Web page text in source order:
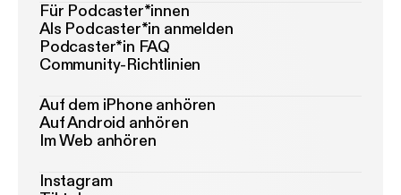
Für Podcaster*innen
Als Podcaster*in anmelden
Podcaster*in FAQ
Community-Richtlinien
Auf dem iPhone anhören
Auf Android anhören
Im Web anhören
Instagram